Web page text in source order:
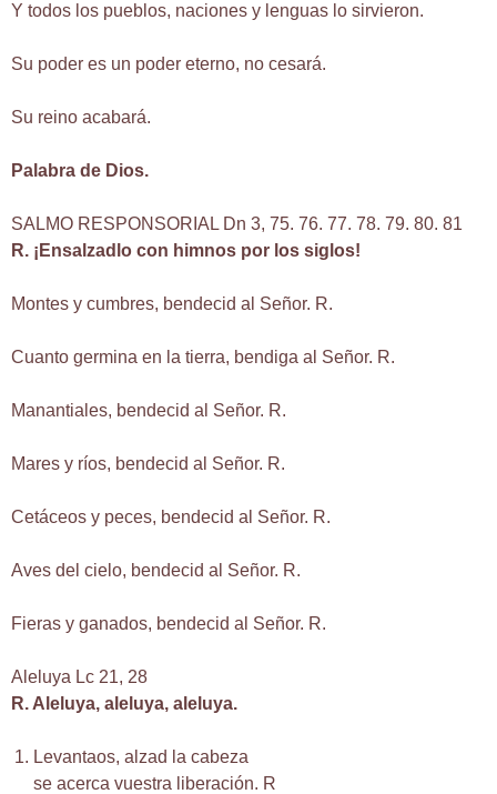
Y todos los pueblos, naciones y lenguas lo sirvieron.
Su poder es un poder eterno, no cesará.
Su reino acabará.
Palabra de Dios.
SALMO RESPONSORIAL Dn 3, 75. 76. 77. 78. 79. 80. 81
R. ¡Ensalzadlo con himnos por los siglos!
Montes y cumbres, bendecid al Señor. R.
Cuanto germina en la tierra, bendiga al Señor. R.
Manantiales, bendecid al Señor. R.
Mares y ríos, bendecid al Señor. R.
Cetáceos y peces, bendecid al Señor. R.
Aves del cielo, bendecid al Señor. R.
Fieras y ganados, bendecid al Señor. R.
Aleluya Lc 21, 28
R. Aleluya, aleluya, aleluya.
Levantaos, alzad la cabeza
se acerca vuestra liberación. R